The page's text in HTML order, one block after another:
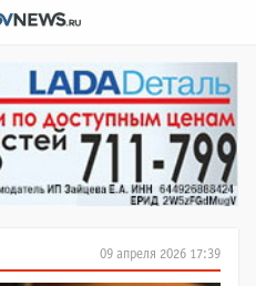
09 апреля 2026 17:39